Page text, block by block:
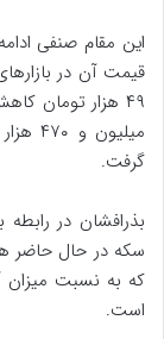
این مقام صنفی
۴٩ هزار تومان
گرفت.
بذرافشان در
است.